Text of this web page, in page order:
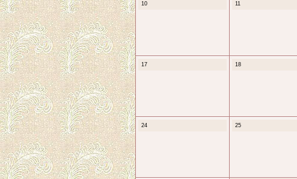
10 11
17 18
24 25